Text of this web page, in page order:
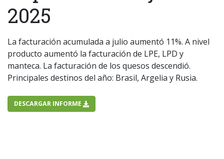
2025
La facturación acumulada a julio aumentó 11%. A nivel
producto aumentó la facturación de LPE, LPD y
manteca. La facturación de los quesos descendió.
Principales destinos del año: Brasil, Argelia y Rusia.
DESCARGAR INFORME